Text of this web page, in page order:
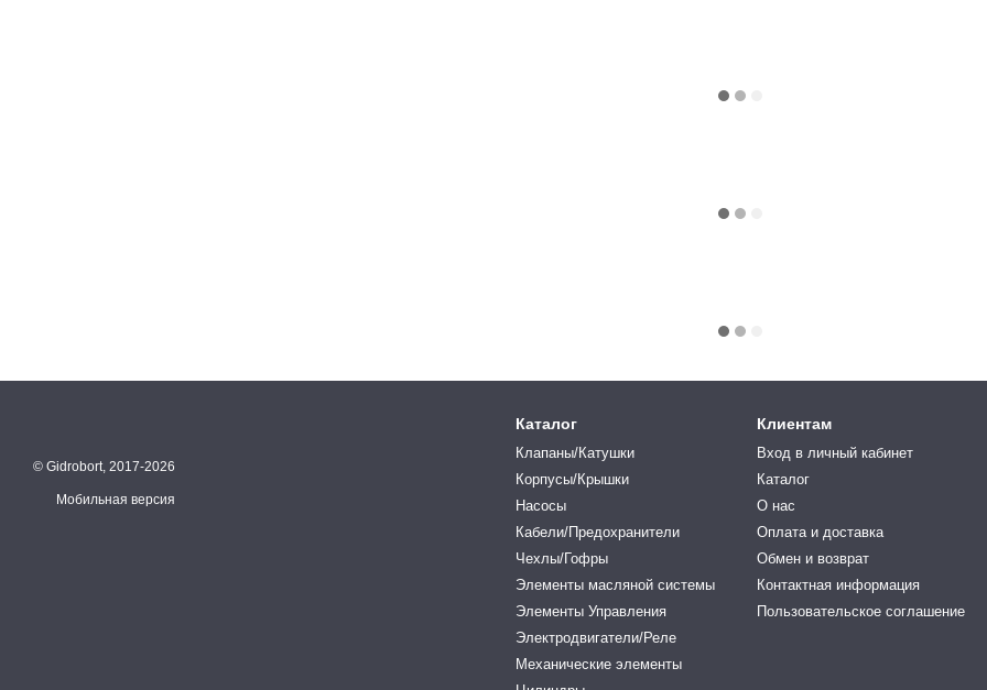
© Gidrobort, 2017-2026
Мобильная версия
Каталог
Клапаны/Катушки
Корпусы/Крышки
Насосы
Кабели/Предохранители
Чехлы/Гофры
Элементы масляной системы
Элементы Управления
Электродвигатели/Реле
Механические элементы
Клиентам
Вход в личный кабинет
Каталог
О нас
Оплата и доставка
Обмен и возврат
Контактная информация
Пользовательское соглашение